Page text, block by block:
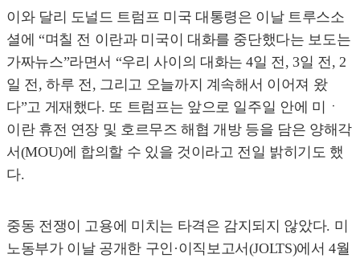
이와 달리 도널드 트럼프 미국 대통령은 이날 트루스소
셜에 “며칠 전 이란과 미국이 대화를 중단했다는 보도는
가짜뉴스”라면서 “우리 사이의 대화는 4일 전, 3일 전, 2
일 전, 하루 전, 그리고 오늘까지 계속해서 이어져 왔
다”고 게재했다. 또 트럼프는 앞으로 일주일 안에 미ㆍ
이란 휴전 연장 및 호르무즈 해협 개방 등을 담은 양해각
서(MOU)에 합의할 수 있을 것이라고 전일 밝히기도 했
다.
중동 전쟁이 고용에 미치는 타격은 감지되지 않았다. 미
노동부가 이날 공개한 구인·이직보고서(JOLTS)에서 4월